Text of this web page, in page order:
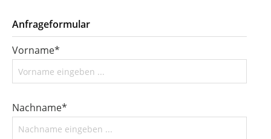
Anfrageformular
Vorname*
Nachname*